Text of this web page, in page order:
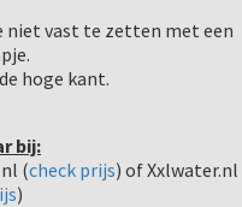
niet vast te zetten met een
hoge kant.
bij:
(check prijs) of Xxlwater.nl
)